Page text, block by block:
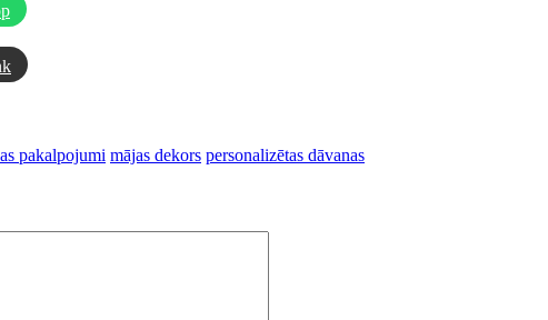
pakalpojumi mājas dekors personalizētas dāvanas